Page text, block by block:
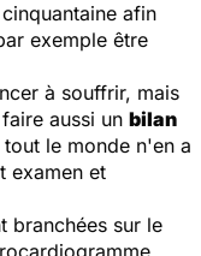
afin
exemple être
à souffrir, mais
aussi un bilan
le monde n'en a
examen et
branchées sur le